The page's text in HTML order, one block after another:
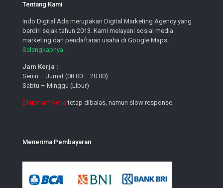
Tentang Kami
Indo Digital Ads merupakan Digital Marketing Agency yang
berdiri sejak tahun 2013. Kami melayani sosial media
marketing dan pendaftaran usaha di Google Maps.
Selengkapnya.
Jam Kerja :
Senin – Jumat (08.00 – 20.00)
Sabtu – Minggu (Libur)
Diluar jam kerja tetap dibalas, namun slow response.
Menerima Pembayaran